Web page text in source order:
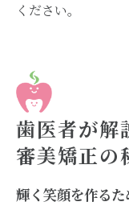
ください。
歯医者が解
審美矯正の
輝く笑顔を作る